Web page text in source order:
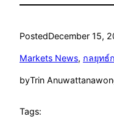
PostedDecember 15,
Markets News, กลยุทธ์
byTrin
Tags: